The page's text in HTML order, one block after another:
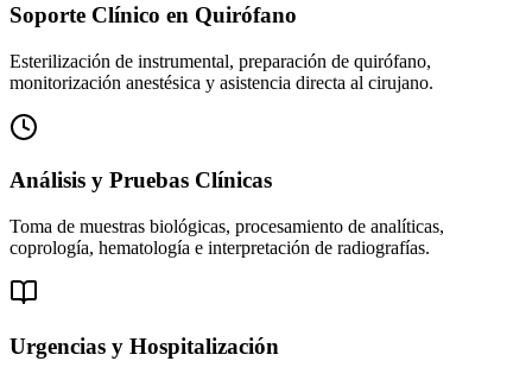
Soporte Clínico en Quirófano
Esterilización de instrumental, preparación de quirófano,
monitorización anestésica y asistencia directa al cirujano.
Análisis y Pruebas Clínicas
Toma de muestras biológicas, procesamiento de analíticas,
coprología, hematología e interpretación de radiografías.
Urgencias y Hospitalización